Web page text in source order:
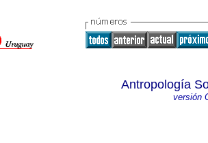
Antropología
versión